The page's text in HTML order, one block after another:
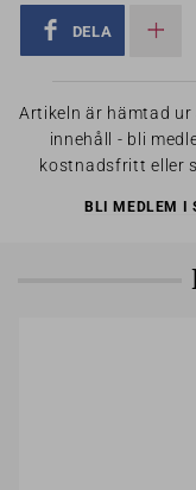
DELA
Artikeln är hämtad ur
innehåll - bli
kostnadsfritt eller
BLI MEDLEM I